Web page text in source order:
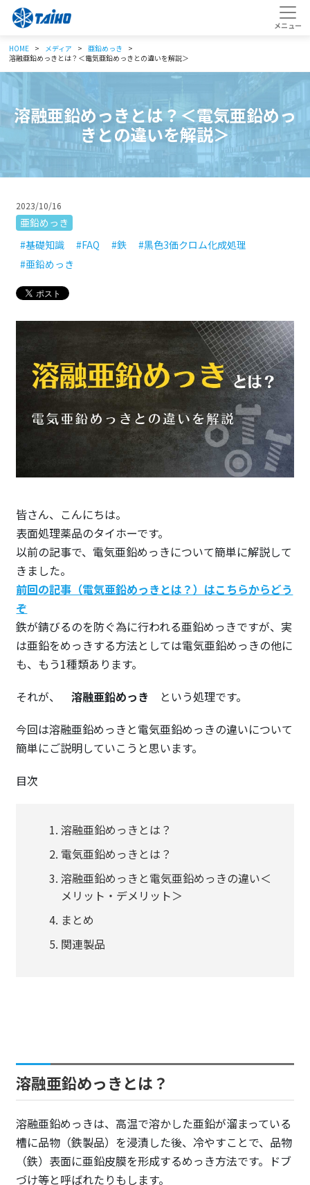
HOME メディア
亜鉛めっき
溶融亜鉛めっきとは？＜電気亜鉛めっきとの違いを解説＞
溶融亜鉛めっきとは？＜電気亜鉛めっ
きとの違いを解説＞
2023/10/16
亜鉛めっき
#基礎知識
#FAQ #鉄
#黒色3価クロム化成処理
#亜鉛めっき
皆さん、こんにちは。
表面処理薬品のタイホーです。
以前の記事で、電気亜鉛めっきについて簡単に解説して
きました。
前回の記事（電気亜鉛めっきとは？）はこちらからどう
ぞ
鉄が錆びるのを防ぐ為に行われる亜鉛めっきですが、実
は亜鉛をめっきする方法としては電気亜鉛めっきの他に
も、もう1種類あります。
それが、溶融亜鉛めっき
という処理です。
今回は溶融亜鉛めっきと電気亜鉛めっきの違いについて
簡単にご説明していこうと思います。
目次
溶融亜鉛めっきとは？
電気亜鉛めっきとは？
溶融亜鉛めっきと電気亜鉛めっきの違い＜
メリット・デメリット＞
まとめ
関連製品
溶融亜鉛めっきとは？
溶融亜鉛めっきは、高温で溶かした亜鉛が溜まっている
槽に品物（鉄製品）を浸漬した後、冷やすことで、品物
（鉄）表面に亜鉛皮膜を形成するめっき方法です。ドブ
づけ等と呼ばれたりもします。